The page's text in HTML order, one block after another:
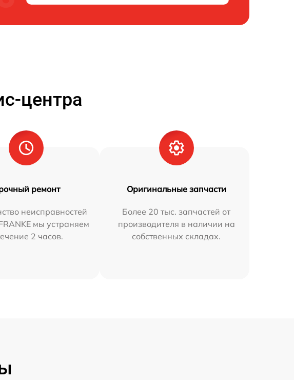
центра
ремонт
неисправностей
мы устраняем
2 часов.
Оригинальные запчасти
Более 20 тыс. запчастей от
производителя в наличии на
собственных складах.